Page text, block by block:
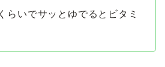
らいでサッとゆでるとビタミ